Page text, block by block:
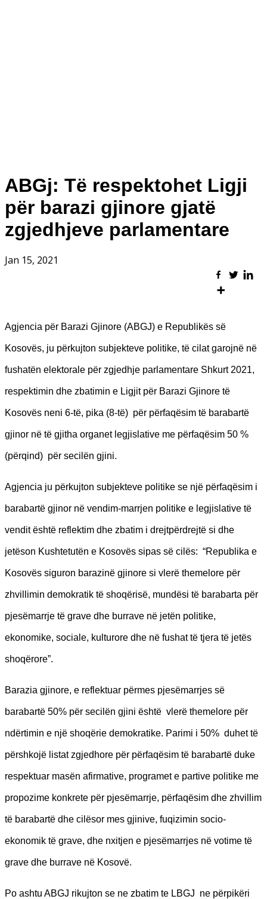
ABGj: Të respektohet Ligji
për barazi gjinore gjatë
zgjedhjeve parlamentare
Jan 15, 2021
Agjencia për Barazi Gjinore (ABGJ) e Republikës së
Kosovës, ju përkujton subjekteve politike, të cilat garojnë në
fushatën elektorale për zgjedhje parlamentare Shkurt 2021,
respektimin dhe zbatimin e Ligjit për Barazi Gjinore të
Kosovës neni 6-të, pika (8-të) për përfaqësim të barabartë
gjinor në të gjitha organet legjislative me përfaqësim 50 %
(përqind) për secilën gjini.
Agjencia ju përkujton subjekteve politike se një përfaqësim i
barabartë gjinor në vendim-marrjen politike e legjislative të
vendit është reflektim dhe zbatim i drejtpërdrejtë si dhe
jetëson Kushtetutën e Kosovës sipas së cilës: “Republika e
Kosovës siguron barazinë gjinore si vlerë themelore për
zhvillimin demokratik të shoqërisë, mundësi të barabarta për
pjesëmarrje të grave dhe burrave në jetën politike,
ekonomike, sociale, kulturore dhe në fushat të tjera të jetës
shoqërore”.
Barazia gjinore, e reflektuar përmes pjesëmarrjes së
barabartë 50% për secilën gjini është vlerë themelore për
ndërtimin e një shoqërie demokratike. Parimi i 50% duhet të
përshkojë listat zgjedhore për përfaqësim të barabartë duke
respektuar masën afirmative, programet e partive politike me
propozime konkrete për pjesëmarrje, përfaqësim dhe zhvillim
të barabartë dhe cilësor mes gjinive, fuqizimin socio-
ekonomik të grave, dhe nxitjen e pjesëmarrjes në votime të
grave dhe burrave në Kosovë.
Po ashtu ABGJ rikujton se ne zbatim te LBGJ ne përpikëri